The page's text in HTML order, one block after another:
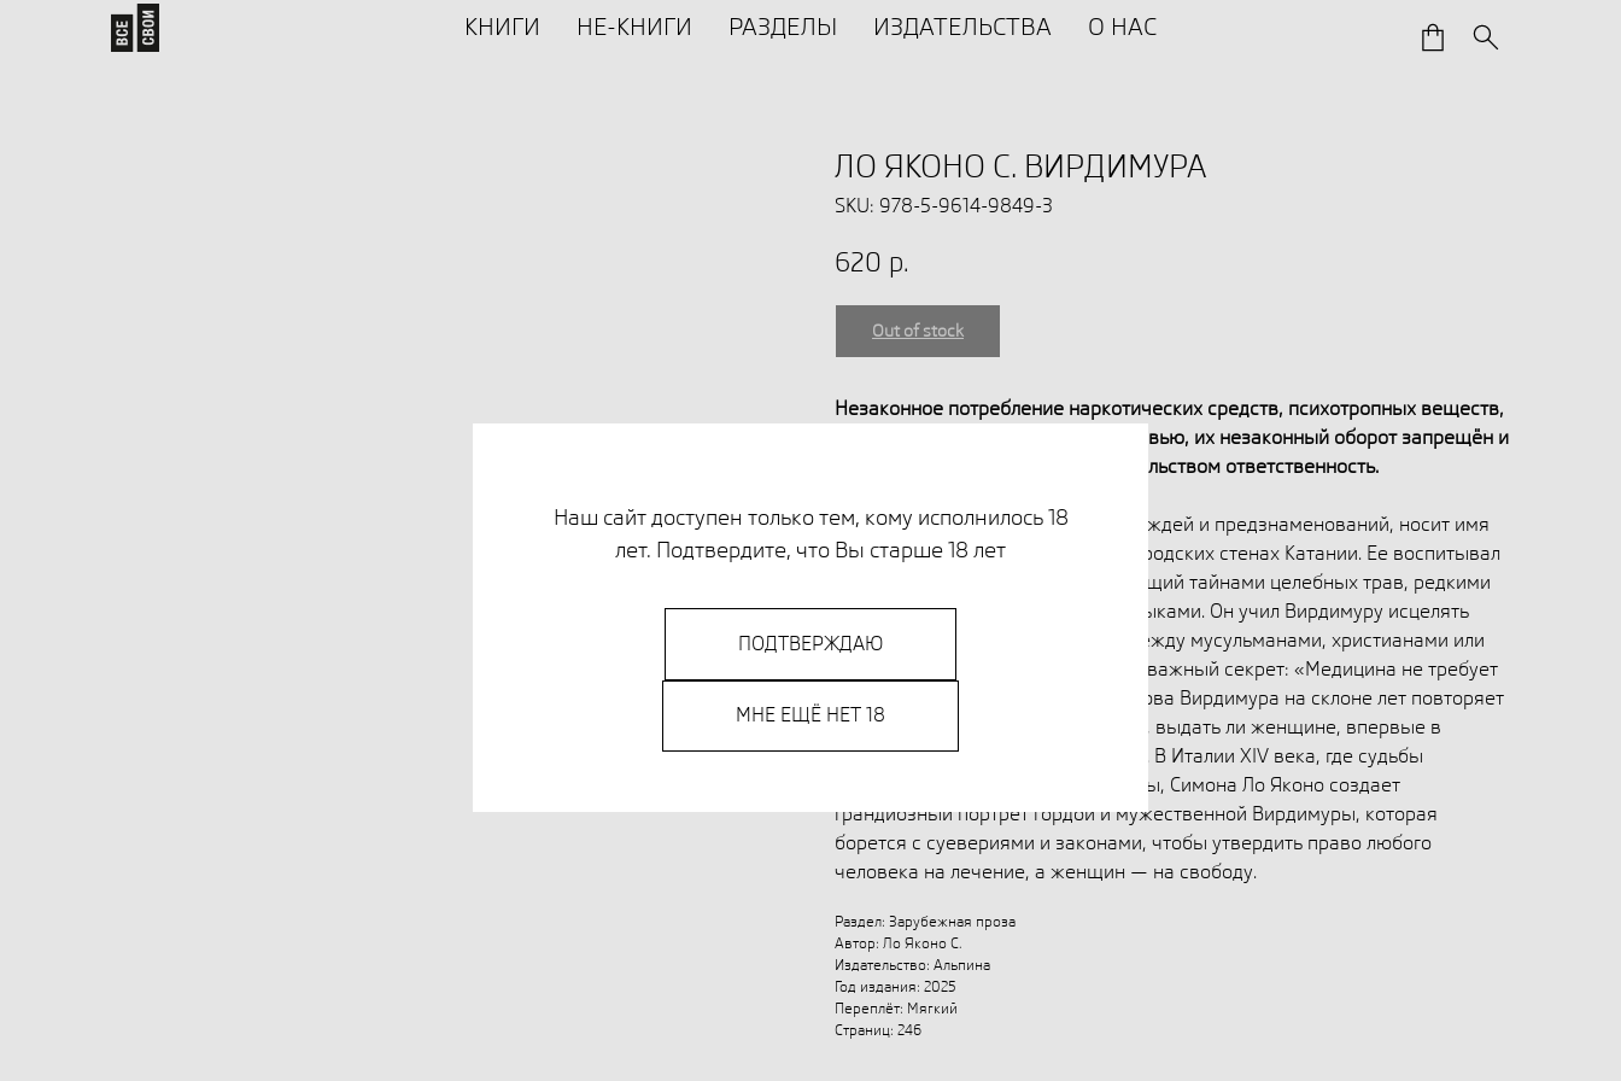
КНИГИ НЕ-КНИГИ РАЗДЕЛЫ ИЗДАТЕЛЬСТВА О НАС
Наш сайт доступен только тем, кому исполнилось 18
лет. Подтвердите, что Вы старше 18 лет
ПОДТВЕРЖДАЮ
МНЕ ЕЩЁ НЕТ 18
ЛО ЯКОНО С. ВИРДИМУРА
SKU: 978-5-9614-9849-3
620 р.
Out of stock
Незаконное потребление наркотических средств, психотропных веществ,
их аналогов причиняет вред здоровью, их незаконный оборот запрещён и
влечет установленную законодательством ответственность.
Вирдимура, родившаяся в день дождей и предзнаменований, носит имя
мха, упорно появляющегося на городских стенах Катании. Ее воспитывал
отец, мастер Урия — врач, владеющий тайнами целебных трав, редкими
научными знаниями и многими языками. Он учил Вирдимуру исцелять
тела и души, не делая различий между мусульманами, христианами или
иудеями. Именно отец передал ей важный секрет: «Медицина не требует
мастерства. Лишь навыка». Эти слова Вирдимура на склоне лет повторяет
перед комиссией, которая решает, выдать ли женщине, впервые в
истории, лицензию на врачевание. В Италии XIV века, где судьбы
пересекаются в тени кипящей Этны, Симона Ло Яконо создаeт
грандиозный портрет гордой и мужественной Вирдимуры, которая
борется с суевериями и законами, чтобы утвердить право любого
человека на лечение, а женщин — на свободу.
Раздел: Зарубежная проза
Автор: Ло Яконо С.
Издательство: Альпина
Год издания: 2025
Переплёт: Мягкий
Страниц: 246